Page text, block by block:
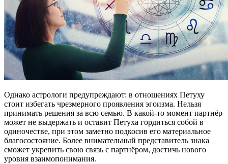
Однако астрологи предупреждают: в отношениях Петуху
стоит избегать чрезмерного проявления эгоизма. Нельзя
принимать решения за всю семью. В какой-то момент партнёр
может не выдержать и оставит Петуха гордиться собой в
одиночестве, при этом заметно подкосив его материальное
благосостояние. Более внимательный представитель знака
сможет укрепить свою связь с партнёром, достичь нового
уровня взаимопонимания.